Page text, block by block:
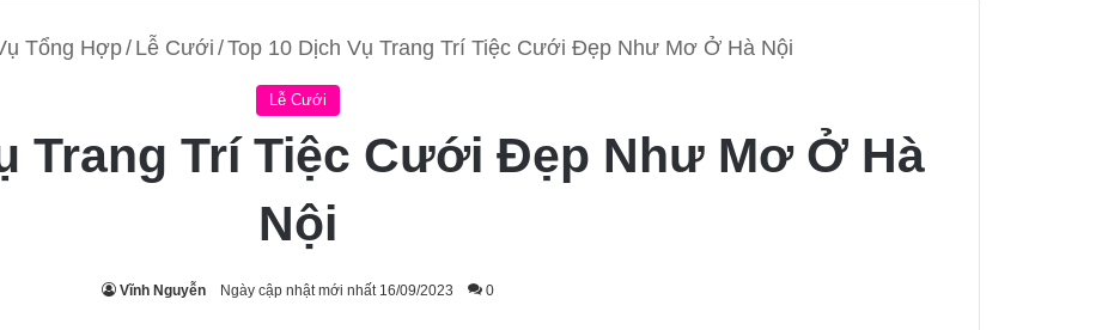
Tổng Hợp/ Lễ Cưới /Top 10 Dịch Vụ Trang Trí Tiệc Cưới Đẹp Như Mơ Ở Hà Nội
Lễ Cưới
Trang Trí Tiệc Cưới Đẹp Như Mơ Ở Hà
Nội
Vĩnh Nguyễn Ngày cập nhật mới nhất 16/09/2023 0